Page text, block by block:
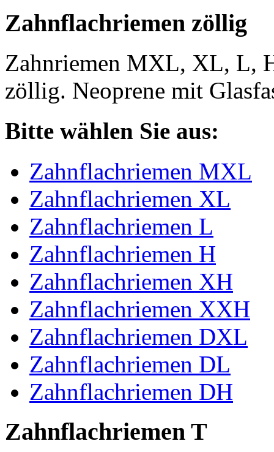
Zahnflachriemen zöllig
Zahnriemen MXL, XL, L,
zöllig. Neoprene mit
Bitte wählen Sie aus:
Zahnflachriemen MXL
Zahnflachriemen XL
Zahnflachriemen L
Zahnflachriemen H
Zahnflachriemen XH
Zahnflachriemen XXH
Zahnflachriemen DXL
Zahnflachriemen DL
Zahnflachriemen DH
Zahnflachriemen T